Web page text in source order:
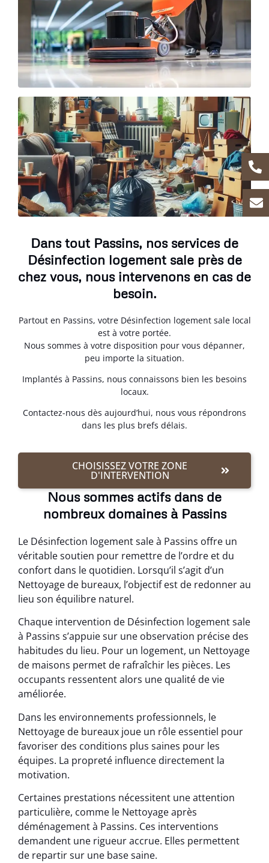
Dans tout Passins, nos services de
Désinfection logement sale près de
chez vous, nous intervenons en cas de
besoin.
Partout en Passins, votre Désinfection logement sale local
est à votre portée.
Nous sommes à votre disposition pour vous dépanner,
peu importe la situation.
Implantés à Passins, nous connaissons bien les besoins
locaux.
Contactez-nous dès aujourd’hui, nous vous répondrons
dans les plus brefs délais.
CHOISISSEZ VOTRE ZONE
D'INTERVENTION
Nous sommes actifs dans de
nombreux domaines à Passins
Le Désinfection logement sale à Passins offre un
véritable soutien pour remettre de l’ordre et du
confort dans le quotidien. Lorsqu’il s’agit d’un
Nettoyage de bureaux, l’objectif est de redonner au
lieu son équilibre naturel.
Chaque intervention de Désinfection logement sale
à Passins s’appuie sur une observation précise des
habitudes du lieu. Pour un logement, un Nettoyage
de maisons permet de rafraîchir les pièces. Les
occupants ressentent alors une qualité de vie
améliorée.
Dans les environnements professionnels, le
Nettoyage de bureaux joue un rôle essentiel pour
favoriser des conditions plus saines pour les
équipes. La propreté influence directement la
motivation.
Certaines prestations nécessitent une attention
particulière, comme le Nettoyage après
déménagement à Passins. Ces interventions
demandent une rigueur accrue. Elles permettent
de repartir sur une base saine.